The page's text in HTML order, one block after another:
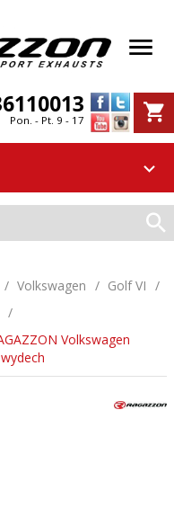
Pon. - Pt. 9 - 17
Volkswagen
Golf VI
Volkswagen